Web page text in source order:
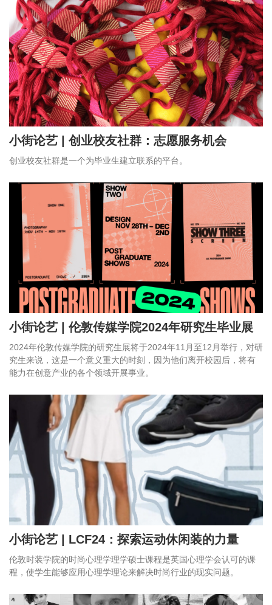
小街论艺 | 创业校友社群：志愿服务机会
创业校友社群是一个为毕业生建立联系的平台。
小街论艺 | 伦敦传媒学院2024年研究生毕业展
​2024年伦敦传媒学院的研究生展将于2024年11月至12月举行，对研
究生来说，这是一个意义重大的时刻，因为他们离开校园后，将有
能力在创意产业的各个领域开展事业。
小街论艺 | LCF24：探索运动休闲装的力量
伦敦时装学院的时尚心理学理学硕士课程是英国心理学会认可的课
程，使学生能够应用心理学理论来解决时尚行业的现实问题。